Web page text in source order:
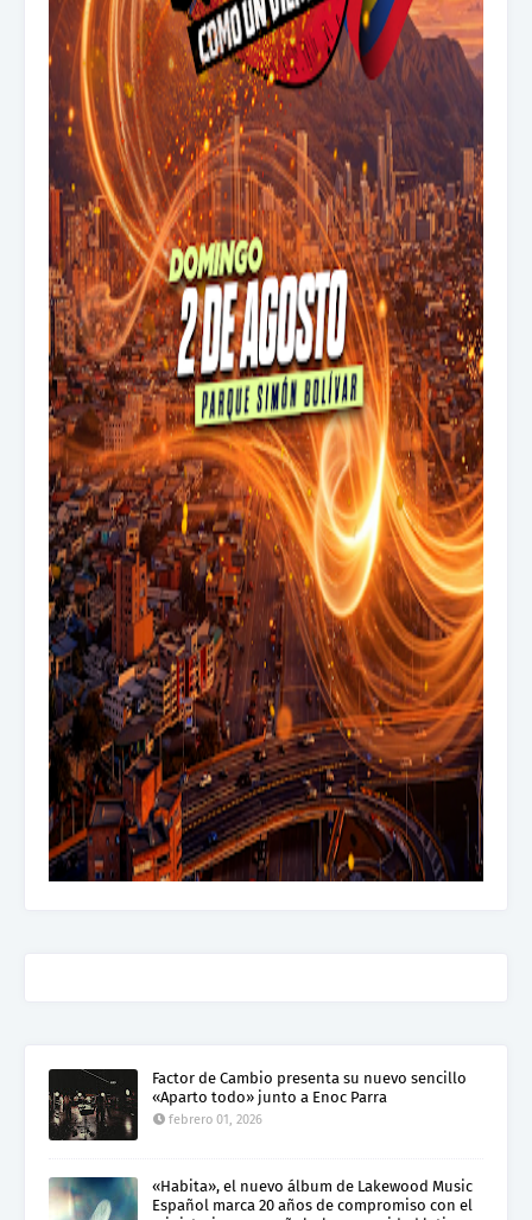
Factor de Cambio presenta su nuevo sencillo
«Aparto todo» junto a Enoc Parra
febrero 01, 2026
«Habita», el nuevo álbum de Lakewood Music
Español marca 20 años de compromiso con el